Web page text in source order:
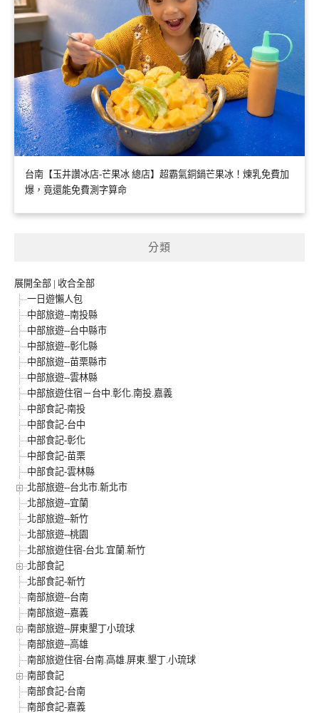
台南【玉井讚冰店-芒果冰 總店】超霸氣銅鍋芒果冰！煉乳免費加
爆，竟還能免費測字算命
分類
展開全部 | 收合全部
一日遊懶人包
中部旅遊--南投縣
中部旅遊--台中縣市
中部旅遊--彰化縣
中部旅遊--苗栗縣市
中部旅遊--雲林縣
中部旅遊住宿－台中.彰化.南投.嘉義
中部食記-南投
中部食記-台中
中部食記-彰化
中部食記-苗栗
中部食記-雲林縣
北部旅遊--台北市.新北市
北部旅遊--宜蘭
北部旅遊--新竹
北部旅遊--桃園
北部旅遊住宿-台北.宜蘭.新竹
北部食記
北部食記-新竹
南部旅遊--台南
南部旅遊--嘉義
南部旅遊--屏東墾丁小琉球
南部旅遊--高雄
南部旅遊住宿-台南.高雄.屏東.墾丁.小琉球
南部食記
南部食記-台南
南部食記-嘉義